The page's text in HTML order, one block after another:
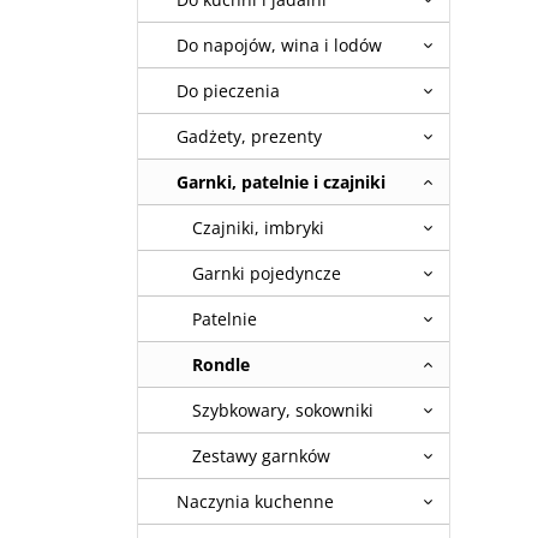
Do napojów, wina i lodów
Do pieczenia
Gadżety, prezenty
Garnki, patelnie i czajniki
Czajniki, imbryki
Garnki pojedyncze
Patelnie
Rondle
Szybkowary, sokowniki
Zestawy garnków
Naczynia kuchenne